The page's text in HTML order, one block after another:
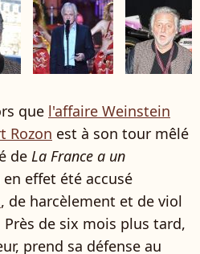
que l'affaire Weinstein
Rozon est à son tour mêlé
de La France a un
effet été accusé
, de harcèlement et de viol
de six mois plus tard,
prend sa défense au